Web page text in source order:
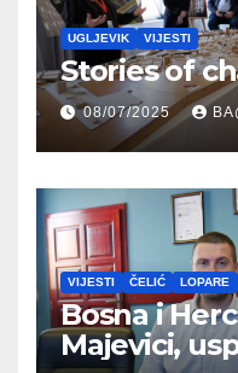
UGLJEVIK VIJESTI
Stories of
08/07/2025
VIJESTI ČELIĆ LOPARE
Bosna i
Majevici,